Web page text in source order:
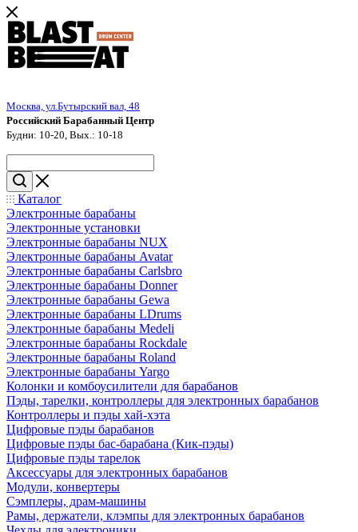
Москва, ул.Бутырский вал, 48
Российский Барабанный Центр
Будни: 10-20, Вых.: 10-18
Каталог
Электронные барабаны
Электронные установки
Электронные барабаны NUX
Электронные барабаны Avatar
Электронные барабаны Carlsbro
Электронные барабаны Donner
Электронные барабаны Gewa
Электронные барабаны LDrums
Электронные барабаны Medeli
Электронные барабаны Rockdale
Электронные барабаны Roland
Электронные барабаны Yargo
Колонки и комбоусилители для барабанов
Пэды, тарелки, контроллеры для электронных барабанов
Контроллеры и пэды хай-хэта
Цифровые пэды барабанов
Цифровые пэды бас-барабана (Кик-пэды)
Цифровые пэды тарелок
Аксессуары для электронных барабанов
Модули, конвертеры
Сэмплеры, драм-машины
Рамы, держатели, клэмпы для электронных барабанов